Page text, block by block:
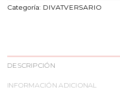
Categoría: DIVATVERSARIO
DESCRIPCIÓN
INFORMACIÓN ADICIONAL